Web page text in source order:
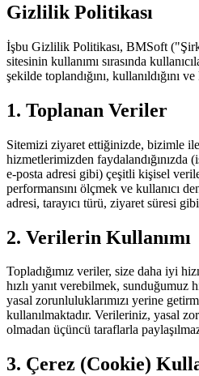
Gizlilik Politikası
İşbu Gizlilik Politikası, BMSoft
sitesinin kullanımı sırasında
şekilde toplandığını, kullanıldığını
1. Toplanan Veriler
Sitemizi ziyaret ettiğinizde, bizimle
hizmetlerimizden faydalandığınızda
e-posta adresi gibi) çeşitli kişisel
performansını ölçmek ve kullanıcı
adresi, tarayıcı türü, ziyaret süresi
2. Verilerin Kullanımı
Topladığımız veriler, size daha iyi
hızlı yanıt verebilmek, sunduğumuz
yasal zorunluluklarımızı yerine
kullanılmaktadır. Verileriniz, yasal
olmadan üçüncü taraflarla
3. Çerez (Cookie)